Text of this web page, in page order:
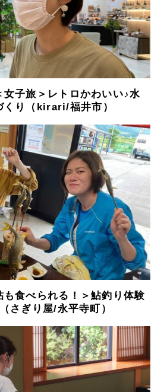
女子旅＞レトロかわいい♪水
くり（kirari/福井市）
も食べられる！＞鮎釣り体験
さぎり屋/永平寺町）